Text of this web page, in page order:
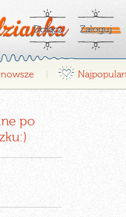
Dołącz Zaloguj
¤
po